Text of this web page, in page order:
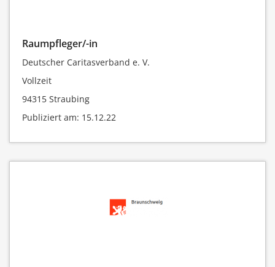
Raumpfleger/-in
Deutscher Caritasverband e. V.
Vollzeit
94315 Straubing
Publiziert am: 15.12.22